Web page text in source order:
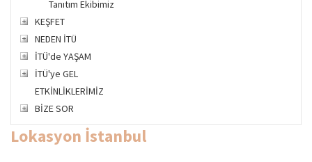
Tanıtım Ekibimiz
KEŞFET
NEDEN İTÜ
İTÜ'de YAŞAM
İTÜ'ye GEL
ETKİNLİKLERİMİZ
BİZE SOR
Lokasyon İstanbul